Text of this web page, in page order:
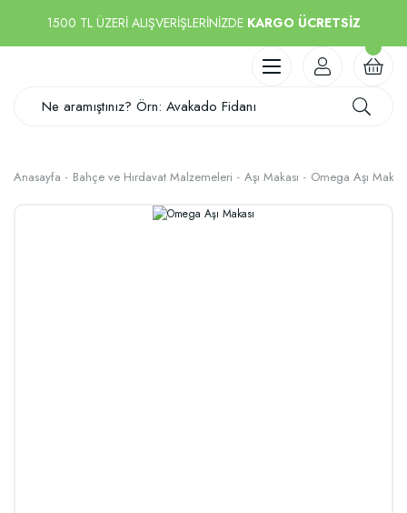
1500 TL ÜZERİ ALIŞVERİŞLERİNİZDE KARGO ÜCRETSİZ
Anasayfa Bahçe ve Hırdavat Malzemeleri Aşı Makası Omega Aşı Makası